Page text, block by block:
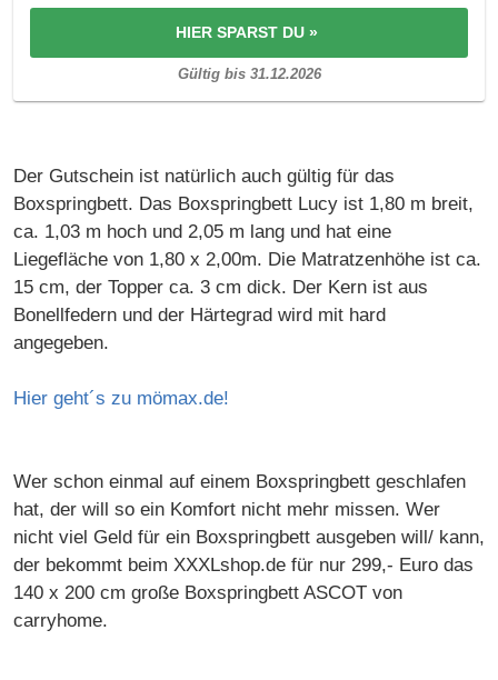
HIER SPARST DU »
Gültig bis 31.12.2026
Der Gutschein ist natürlich auch gültig für das
Boxspringbett. Das Boxspringbett Lucy ist 1,80 m breit,
ca. 1,03 m hoch und 2,05 m lang und hat eine
Liegefläche von 1,80 x 2,00m. Die Matratzenhöhe ist ca.
15 cm, der Topper ca. 3 cm dick. Der Kern ist aus
Bonellfedern und der Härtegrad wird mit hard
angegeben.
Hier geht´s zu mömax.de!
Wer schon einmal auf einem Boxspringbett geschlafen
hat, der will so ein Komfort nicht mehr missen. Wer
nicht viel Geld für ein Boxspringbett ausgeben will/ kann,
der bekommt beim XXXLshop.de für nur 299,- Euro das
140 x 200 cm große Boxspringbett ASCOT von
carryhome.